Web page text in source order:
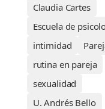
Claudia Cartes
Escuela de
intimidad
rutina en pareja
sexualidad
U. Andrés Bello